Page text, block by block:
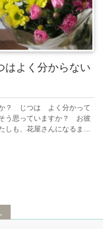
はよく分からない
？ じつは よく分かって
う思っていますか？ お彼
しも、花屋さんになるまで